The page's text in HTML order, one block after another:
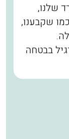
שלנו,
שקבענו,
בבטחה